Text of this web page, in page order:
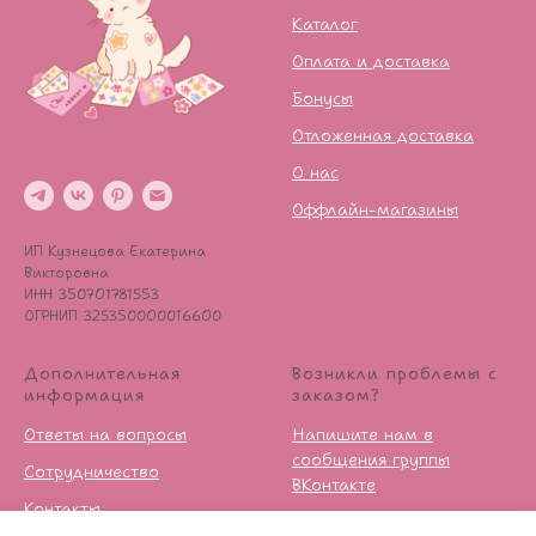
ИП Кузнецова Екатерина
Викторовна
ИНН 350701781553
ОГРНИП 325350000016600
Каталог
Оплата и доставка
Бонусы
Отложенная доставка
О нас
Оффлайн-магазины
Дополнительная
информация
Ответы на вопросы
Сотрудничество
Контакты
Возникли проблемы с
заказом?
Напишите нам в
сообщения группы
ВКонтакте